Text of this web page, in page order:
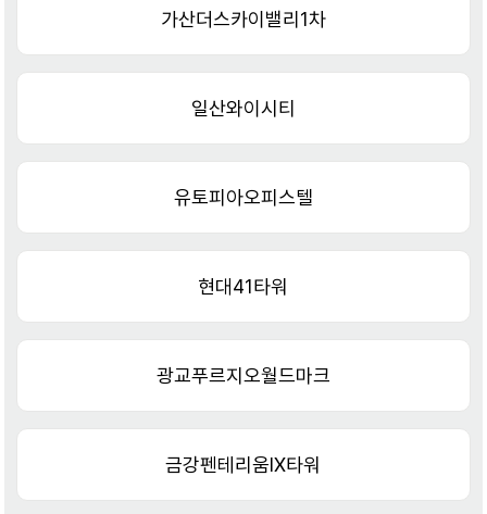
가산더스카이밸리1차
일산와이시티
유토피아오피스텔
현대41타워
광교푸르지오월드마크
금강펜테리움IX타워